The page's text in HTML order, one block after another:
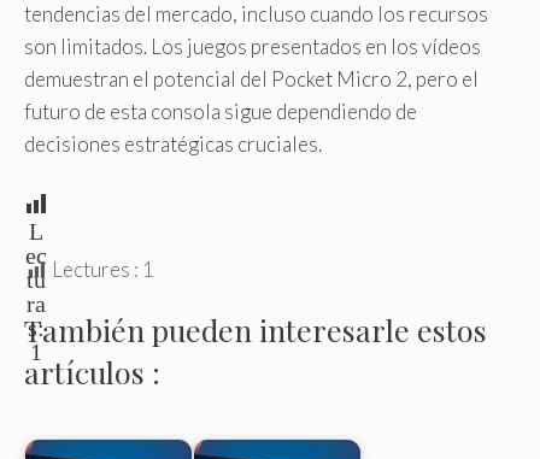
tendencias del mercado, incluso cuando los recursos
son limitados. Los juegos presentados en los vídeos
demuestran el potencial del Pocket Micro 2, pero el
futuro de esta consola sigue dependiendo de
decisiones estratégicas cruciales.
L
ec
tu
ra
s:
1
Lectures : 1
También pueden interesarle estos
artículos :